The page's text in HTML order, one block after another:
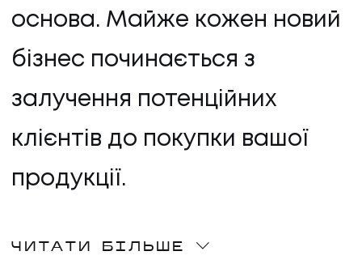
основа. Майже кожен новий
бізнес починається з
залучення потенційних
клієнтів до покупки вашої
продукції.
ЧИТАТИ БІЛЬШЕ
КАР'ЄРА
КАР'ЄРА
БЛОГ
БЛОГ
КЛІЄНТИ
ПРО НАС